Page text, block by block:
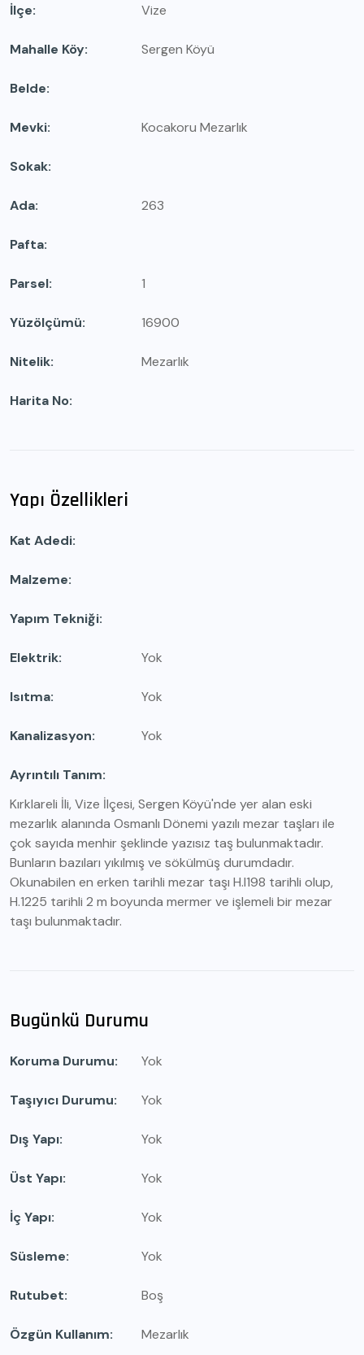
İlçe Vize
Mahalle Köy Sergen Köyü
Belde
Mevki Kocakoru Mezarlık
Sokak
Ada 263
Pafta
Parsel 1
Yüzölçümü 16900
Nitelik Mezarlık
Harita No
Yapı Özellikleri
Kat Adedi
Malzeme
Yapım Tekniği
Elektrik Yok
Isıtma Yok
Kanalizasyon Yok
Ayrıntılı Tanım
Kırklareli İli, Vize İlçesi, Sergen Köyü'nde yer alan eski
mezarlık alanında Osmanlı Dönemi yazılı mezar taşları ile
çok sayıda menhir şeklinde yazısız taş bulunmaktadır.
Bunların bazıları yıkılmış ve sökülmüş durumdadır.
Okunabilen en erken tarihli mezar taşı H.l198 tarihli olup,
H.1225 tarihli 2 m boyunda mermer ve işlemeli bir mezar
taşı bulunmaktadır.
Bugünkü Durumu
Koruma Durumu Yok
Taşıyıcı Durumu Yok
Dış Yapı Yok
Üst Yapı Yok
İç Yapı Yok
Süsleme Yok
Rutubet Boş
Özgün Kullanım Mezarlık